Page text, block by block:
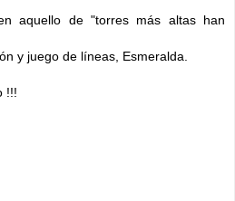
aquello de "torres más altas han
y juego de líneas, Esmeralda.
!!!